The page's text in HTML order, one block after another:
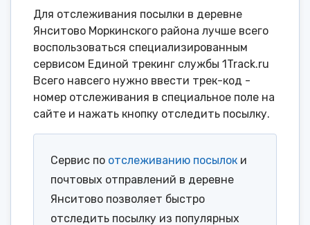
Для отслеживания посылки в деревне
Янситово Моркинского района лучше всего
воспользоваться специализированным
сервисом Единой трекинг службы 1Track.ru
Всего навсего нужно ввести трек-код -
номер отслеживания в специальное поле на
сайте и нажать кнопку отследить посылку.
Сервис по отслеживанию посылок и
почтовых отправлений в деревне
Янситово позволяет быстро
отследить посылку из популярных